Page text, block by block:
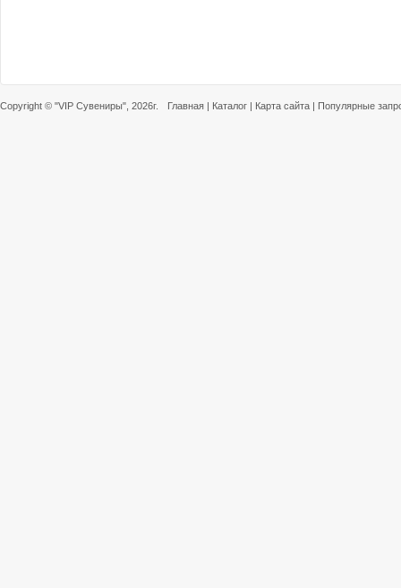
Copyright © "VIP Сувениры" , 2026г. Главная | Каталог | Карта сайта | Популярные